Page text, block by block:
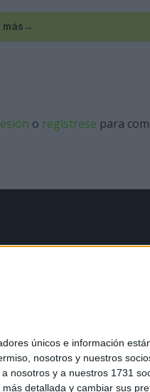
únicos e información
nosotros y nuestros
nosotros y a nuestros 1731
detallada y cambiar sus
más →
o regístrese para